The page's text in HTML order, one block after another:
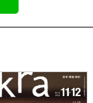
の問合せ先より
「マイアカウン
cookie （クッ